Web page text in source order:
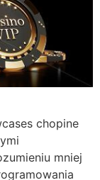
chopine
mniej